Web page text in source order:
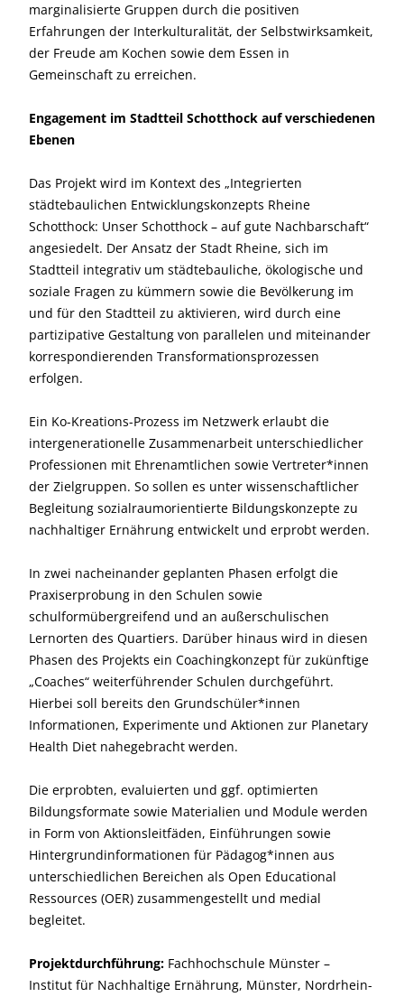
marginalisierte Gruppen durch die positiven
Erfahrungen der Interkulturalität, der Selbstwirksamkeit,
der Freude am Kochen sowie dem Essen in
Gemeinschaft zu erreichen.
Engagement im Stadtteil Schotthock auf verschiedenen
Ebenen
Das Projekt wird im Kontext des „Integrierten
städtebaulichen Entwicklungskonzepts Rheine
Schotthock: Unser Schotthock – auf gute Nachbarschaft“
angesiedelt. Der Ansatz der Stadt Rheine, sich im
Stadtteil integrativ um städtebauliche, ökologische und
soziale Fragen zu kümmern sowie die Bevölkerung im
und für den Stadtteil zu aktivieren, wird durch eine
partizipative Gestaltung von parallelen und miteinander
korrespondierenden Transformationsprozessen
erfolgen.
Ein Ko-Kreations-Prozess im Netzwerk erlaubt die
intergenerationelle Zusammenarbeit unterschiedlicher
Professionen mit Ehrenamtlichen sowie Vertreter*innen
der Zielgruppen. So sollen es unter wissenschaftlicher
Begleitung sozialraumorientierte Bildungskonzepte zu
nachhaltiger Ernährung entwickelt und erprobt werden.
In zwei nacheinander geplanten Phasen erfolgt die
Praxiserprobung in den Schulen sowie
schulformübergreifend und an außerschulischen
Lernorten des Quartiers. Darüber hinaus wird in diesen
Phasen des Projekts ein Coachingkonzept für zukünftige
„Coaches“ weiterführender Schulen durchgeführt.
Hierbei soll bereits den Grundschüler*innen
Informationen, Experimente und Aktionen zur Planetary
Health Diet nahegebracht werden.
Die erprobten, evaluierten und ggf. optimierten
Bildungsformate sowie Materialien und Module werden
in Form von Aktionsleitfäden, Einführungen sowie
Hintergrundinformationen für Pädagog*innen aus
unterschiedlichen Bereichen als Open Educational
Ressources (OER) zusammengestellt und medial
begleitet.
Projektdurchführung: Fachhochschule Münster –
Institut für Nachhaltige Ernährung, Münster, Nordrhein-